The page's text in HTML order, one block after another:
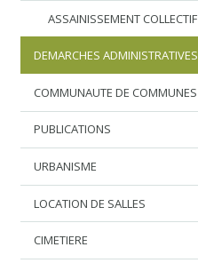
ASSAINISSEMENT COLLECTIF
DEMARCHES ADMINISTRATIVES
COMMUNAUTE DE COMMUNES
PUBLICATIONS
URBANISME
LOCATION DE SALLES
CIMETIERE